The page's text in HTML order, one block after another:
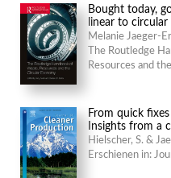
Bought today,
linear to
Melanie Jaeger-
The Routledge
Resources and
From quick
Insights from a
Hielscher, S. &
Erschienen in: